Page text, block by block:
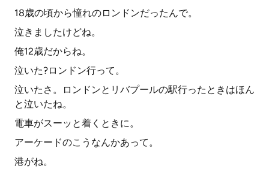
18歳の頃から憧れのロンドンだったんで。
泣きましたけどね。
俺12歳だからね。
泣いた?ロンドン行って。
泣いたさ。ロンドンとリバプールの駅行ったときはほん
と泣いたね。
電車がスーッと着くときに。
アーケードのこうなんかあって。
港がね。